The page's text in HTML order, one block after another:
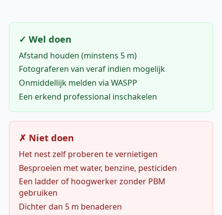
✓ Wel doen
Afstand houden (minstens 5 m)
Fotograferen van veraf indien mogelijk
Onmiddellijk melden via WASPP
Een erkend professional inschakelen
✗ Niet doen
Het nest zelf proberen te vernietigen
Besproeien met water, benzine, pesticiden
Een ladder of hoogwerker zonder PBM
gebruiken
Dichter dan 5 m benaderen